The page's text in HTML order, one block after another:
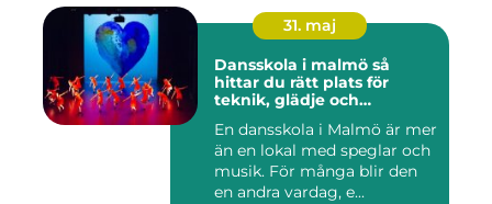
31. maj
Dansskola i malmö så
hittar du rätt plats för
teknik, glädje och
En dansskola i Malmö är mer
än en lokal med speglar och
musik. För många blir den
en andra vardag, e...